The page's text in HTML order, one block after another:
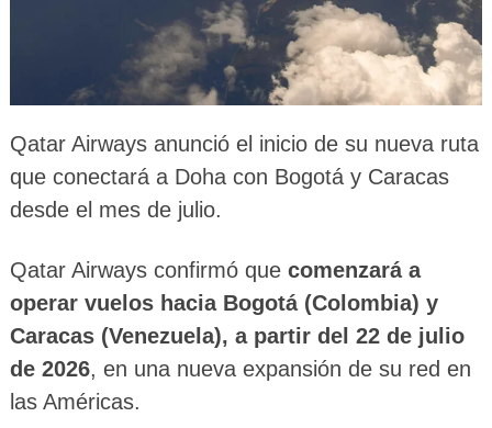
Qatar Airways anunció el inicio de su nueva ruta
que conectará a Doha con Bogotá y Caracas
desde el mes de julio.
Qatar Airways confirmó que comenzará a
operar vuelos hacia Bogotá (Colombia) y
Caracas (Venezuela), a partir del 22 de julio
de 2026, en una nueva expansión de su red en
las Américas.